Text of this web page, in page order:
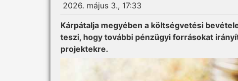
2026. május 3., 17:33
Kárpátalja megyében a költségvetési
teszi, hogy további pénzügyi forrásokat
projektekre.